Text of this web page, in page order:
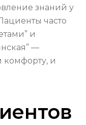
знаний у
часто
и
—
комфорту, и